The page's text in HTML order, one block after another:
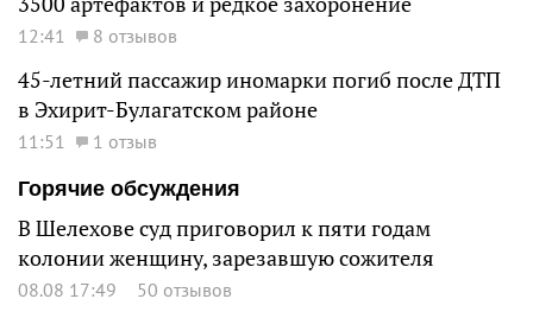
12:41 8 отзывов
45-летний пассажир иномарки погиб после ДТП
в Эхирит-Булагатском районе
11:51
1 отзыв
Горячие обсуждения
В Шелехове суд приговорил к пяти годам
колонии женщину, зарезавшую сожителя
08.08 17:49 50 отзывов